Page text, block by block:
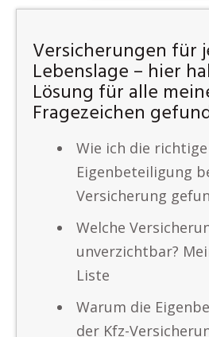
Versicherungen für
Lebenslage – hier
Lösung für alle
Fragezeichen
Wie ich die richtige
Eigenbeteiligung
Versicherung
Welche
unverzichtbar?
Liste
Warum die
der Kfz-